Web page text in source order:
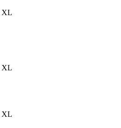
XL
XL
XL